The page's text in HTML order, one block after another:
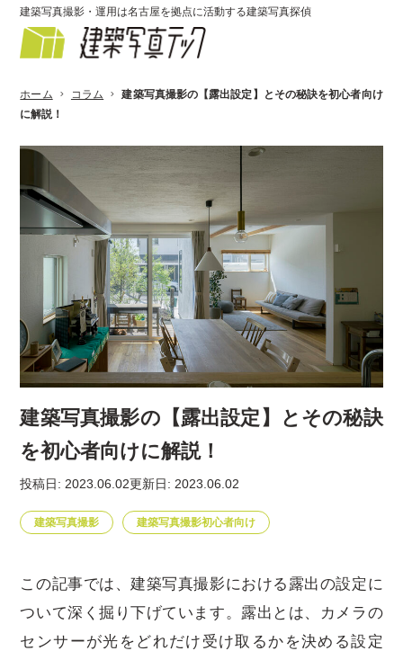
建築写真撮影・運用は名古屋を拠点に活動する建築写真探偵
ホーム コラム
建築写真撮影の【露出設定】とその秘訣を初心者向け
に解説！
建築写真撮影の【露出設定】とその秘訣
を初心者向けに解説！
投稿日: 2023.06.02更新日: 2023.06.02
建築写真撮影 建築写真撮影初心者向け
この記事では、建築写真撮影における露出の設定に
ついて深く掘り下げています。露出とは、カメラの
センサーが光をどれだけ受け取るかを決める設定